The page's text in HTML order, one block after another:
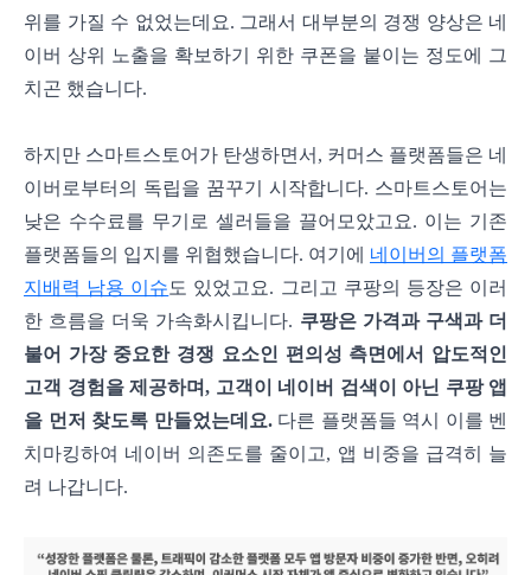
위를 가질 수 없었는데요. 그래서 대부분의 경쟁 양상은 네
이버 상위 노출을 확보하기 위한 쿠폰을 붙이는 정도에 그
치곤 했습니다.
하지만 스마트스토어가 탄생하면서, 커머스 플랫폼들은 네
이버로부터의 독립을 꿈꾸기 시작합니다. 스마트스토어는
낮은 수수료를 무기로 셀러들을 끌어모았고요. 이는 기존
플랫폼들의 입지를 위협했습니다. 여기에 네이버의 플랫폼
지배력 남용 이슈 도 있었고요. 그리고 쿠팡의 등장은 이러
한 흐름을 더욱 가속화시킵니다. 쿠팡은 가격과 구색과 더
불어 가장 중요한 경쟁 요소인 편의성 측면에서 압도적인
고객 경험을 제공하며, 고객이 네이버 검색이 아닌 쿠팡 앱
을 먼저 찾도록 만들었는데요. 다른 플랫폼들 역시 이를 벤
치마킹하여 네이버 의존도를 줄이고, 앱 비중을 급격히 늘
려 나갑니다.